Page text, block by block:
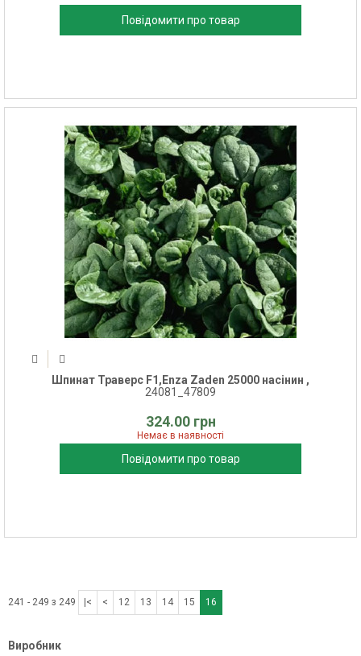
Повідомити про товар
Шпинат Траверс F1,Enza Zaden 25000 насінин ,
24081_47809
324.00 грн
Немає в наявності
Повідомити про товар
241 - 249 з 249 |< < 12 13 14 15 16
Виробник